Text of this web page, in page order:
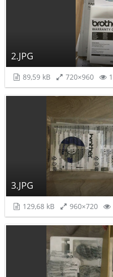
2.JPG
89,59 kB 720×960
3.JPG
129,68 kB 960×720